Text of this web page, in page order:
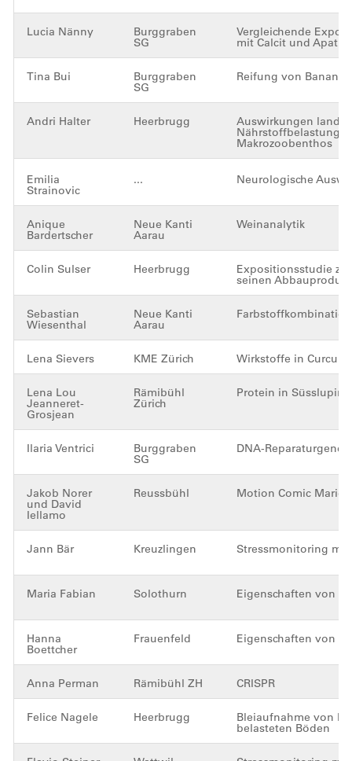
Lucia Nänny Burggraben
SG
Vergleichende
mit Calcit und Apatit
Tina Bui Burggraben
SG
Reifung von Bananen
Andri Halter Heerbrugg Auswirkungen
Nährstoffbelastung
Makrozoobenthos
Emilia
Strainovic
... Neurologische
Anique
Bardertscher
Neue Kanti
Aarau
Weinanalytik
Colin Sulser Heerbrugg Expositionsstudie zu
seinen
Sebastian
Wiesenthal
Neue Kanti
Aarau
Lena Sievers KME Zürich Wirkstoffe in
Lena Lou
Jeanneret-
Grosjean
Rämibühl
Zürich
Protein in
Ilaria Ventrici Burggraben
SG
DNA-Reparaturgene
Jakob Norer
und David
Iellamo
Reussbühl Motion Comic Marie
Jann Bär Kreuzlingen Stressmonitoring
Maria Fabian Solothurn Eigenschaften von
Hanna
Boettcher
Frauenfeld Eigenschaften von
Anna Perman Rämibühl ZH CRISPR
Felice Nagele Heerbrugg Bleiaufnahme von
belasteten Böden